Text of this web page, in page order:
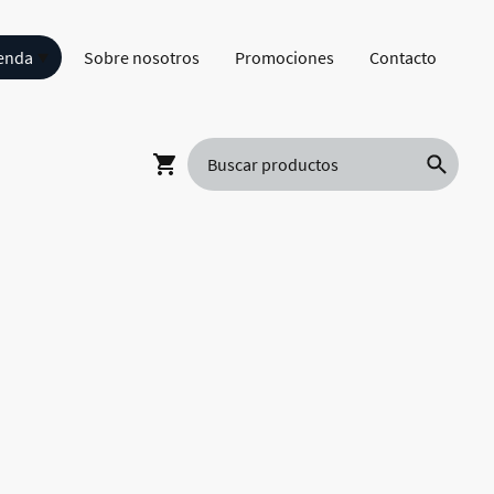
Sobre nosotros Promociones Contacto